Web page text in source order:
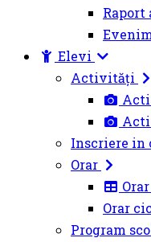
Raport
Elevi
Activități
Inscriere in
Orar
Orar
Program